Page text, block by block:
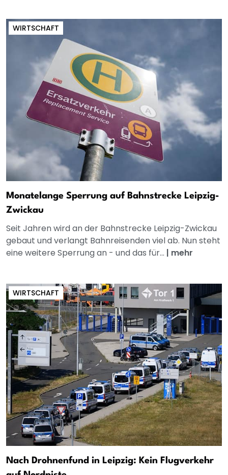
WIRTSCHAFT
Monatelange Sperrung auf Bahnstrecke Leipzig-
Zwickau
Seit Jahren wird an der Bahnstrecke Leipzig-Zwickau
gebaut und verlangt Bahnreisenden viel ab. Nun steht
eine weitere Sperrung an - und das für... | mehr
WIRTSCHAFT
Nach Drohnenfund in Leipzig: Kein Flugverkehr